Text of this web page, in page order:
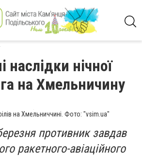
наслідки нічної
на Хмельничину
на Хмельниччині. Фото: "vsim.ua"
противник завдав
ракетного-авіаційного